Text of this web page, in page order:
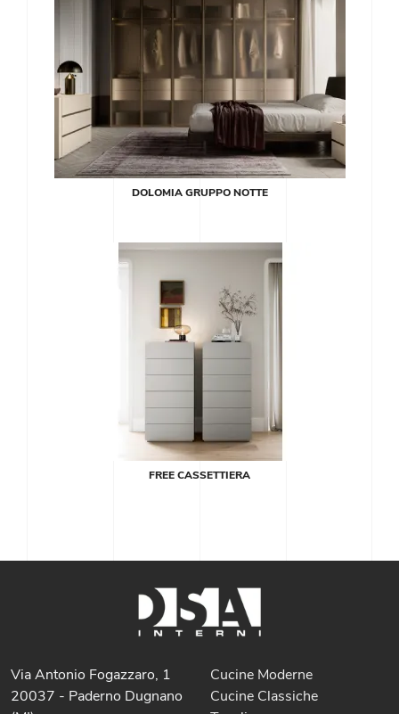
DOLOMIA GRUPPO NOTTE
FREE CASSETTIERA
Via Antonio Fogazzaro, 1
20037 - Paderno Dugnano
Cucine Moderne
Cucine Classiche